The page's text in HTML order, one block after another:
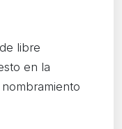
libre
en la